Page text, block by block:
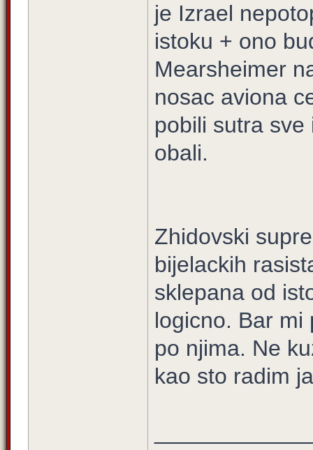
je Izrael
istoku + ono
Mearsheimer
nosac aviona
pobili sutra
obali.
Zhidovski
bijelackih
sklepana od
logicno. Bar mi
po njima. Ne
kao sto radim